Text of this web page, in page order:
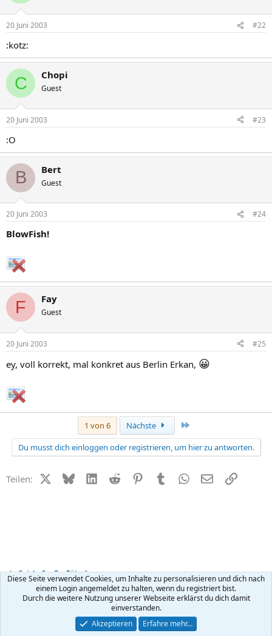
20 Juni 2003 #22
:kotz:
C Chopi
Guest
20 Juni 2003 #23
:O
B Bert
Guest
20 Juni 2003 #24
BlowFish!
F Fay
Guest
20 Juni 2003 #25
ey, voll korrekt, mal konkret aus Berlin Erkan, 😀
1 von 6 Nächste
Du musst dich einloggen oder registrieren, um hier zu antworten.
Teilen: X (Twitter)
BlueskyLinkedIn
Reddit PinterestTumblr WhatsApp
E-MailLink
Spiel + Spaß + Rätsel
Kontakt Nutzungsbedingungen Datenschutz Hilfe
R
Community platform by XenForo ® © 2010-2026 XenForo Ltd.
Diese Seite verwendet Cookies, um Inhalte zu personalisieren und dich nach
einem Login angemeldet zu halten, wenn du registriert bist.
Durch die weitere Nutzung unserer Webseite erklärst du dich damit
einverstanden.
Akzeptieren
Erfahre mehr…